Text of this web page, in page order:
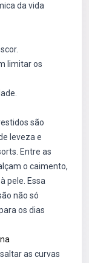
da vida
limitar os
são
leveza e
Entre as
o caimento,
pele. Essa
não só
os dias
as curvas